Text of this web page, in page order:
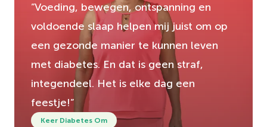
”Voeding, bewegen, ontspanning en
voldoende slaap helpen mij juist om op
een gezonde manier te kunnen leven
met diabetes. En dat is geen straf,
integendeel. Het is elke dag een
feestje!”
Keer Diabetes Om